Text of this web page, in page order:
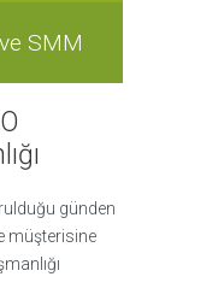
SMM
günden
müşterisine